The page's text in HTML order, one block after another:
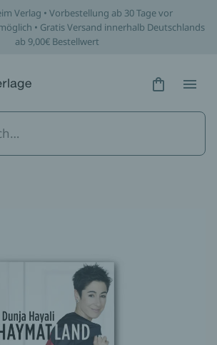
Verlag • Vorbestellung ab 30 Tage vor
• Gratis Versand innerhalb Deutschlands
ab 9,00€ Bestellwert
Hidden